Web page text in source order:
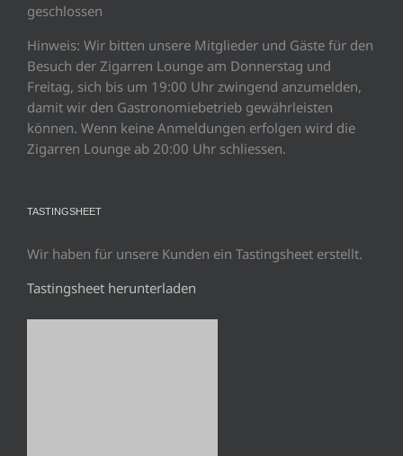
geschlossen
Hinweis: Wir bitten unsere Mitglieder und Gäste für den
Besuch der Zigarren Lounge am Donnerstag und
Freitag, sich bis um 19:00 Uhr zwingend anzumelden,
damit wir den Gastronomiebetrieb gewährleisten
können. Wenn keine Anmeldungen erfolgen wird die
Zigarren Lounge ab 20:00 Uhr schliessen.
TASTINGSHEET
Wir haben für unsere Kunden ein Tastingsheet erstellt.
Tastingsheet herunterladen